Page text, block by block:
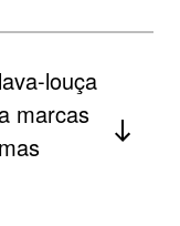
louça
marcas